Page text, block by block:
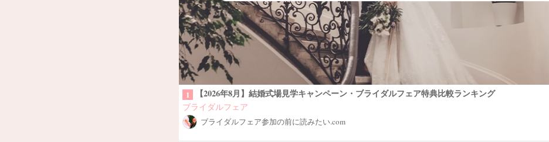
1 【2026年8月】結婚式場見学キャンペーン・ブライダルフェア特典比較ランキング
ブライダルフェア
ブライダルフェア参加の前に読みたい.com